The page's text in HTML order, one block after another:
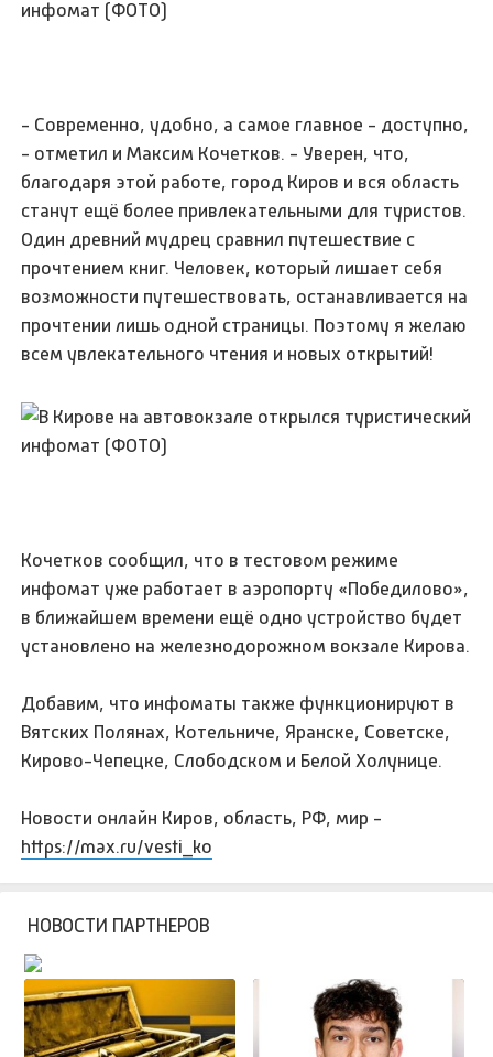
- Современно, удобно, а самое главное - доступно,
- отметил и Максим Кочетков. - Уверен, что,
благодаря этой работе, город Киров и вся область
станут ещё более привлекательными для туристов.
Один древний мудрец сравнил путешествие с
прочтением книг. Человек, который лишает себя
возможности путешествовать, останавливается на
прочтении лишь одной страницы. Поэтому я желаю
всем увлекательного чтения и новых открытий!
Кочетков сообщил, что в тестовом режиме
инфомат уже работает в аэропорту «Победилово»,
в ближайшем времени ещё одно устройство будет
установлено на железнодорожном вокзале Кирова.
Добавим, что инфоматы также функционируют в
Вятских Полянах, Котельниче, Яранске, Советске,
Кирово-Чепецке, Слободском и Белой Холунице.
Новости онлайн Киров, область, РФ, мир -
https://max.ru/vesti_ko
НОВОСТИ ПАРТНЕРОВ